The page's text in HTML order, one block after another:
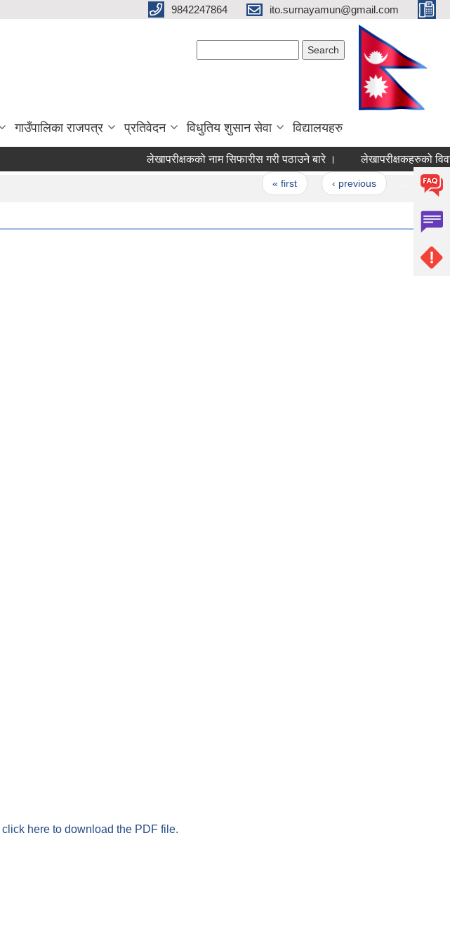
9842247864 ito.surnayamun@gmail.com
गाउँपालिका राजपत्र प्रतिवेदन विधुतिय शुसान सेवा विद्यालयहरु
लेखापरीक्षकको नाम सिफारीस गरी पठाउने बारे । लेखापरीक्षकहरुको
« first ‹ previous 7
click here to download the PDF file.